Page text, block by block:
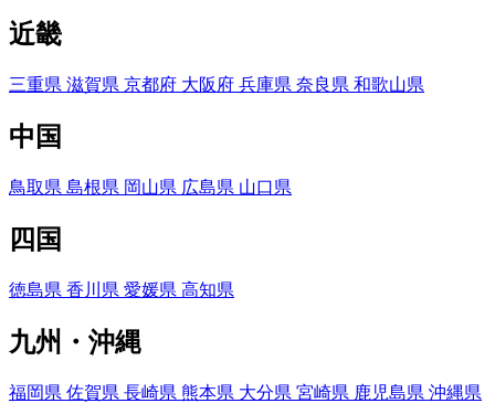
近畿
三重県 滋賀県 京都府 大阪府 兵庫県 奈良県 和歌山県
中国
鳥取県 島根県 岡山県 広島県 山口県
四国
徳島県 香川県 愛媛県 高知県
九州・沖縄
福岡県 佐賀県 長崎県 熊本県 大分県 宮崎県 鹿児島県 沖縄県